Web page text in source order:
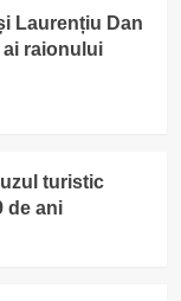
Laurențiu Dan
ai raionului
turistic
de ani